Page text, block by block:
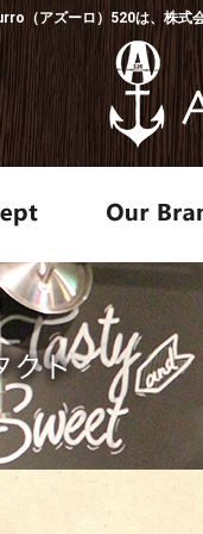
（アズーロ）520は、株式